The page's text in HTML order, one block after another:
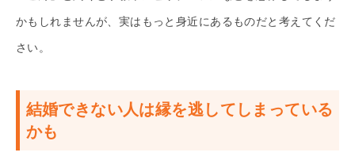
かもしれませんが、実はもっと身近にあるものだと考えてくだ
さい。
結婚できない人は縁を逃してしまっている
かも